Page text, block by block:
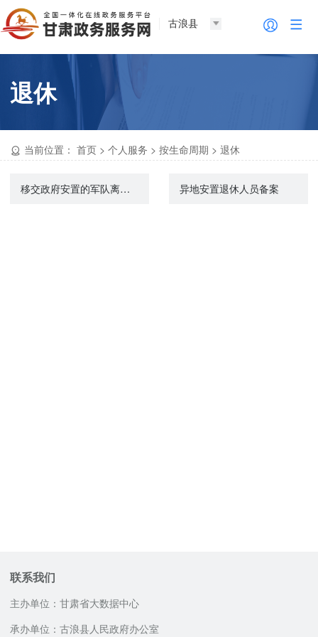
古浪县
退休
当前位置： 首页 >个人服务 >按生命周期 >退休
移交政府安置的军队离退休人员牺牲、病故后6个月工资的给付 异地安置退休人员备案
联系我们
主办单位：甘肃省大数据中心
承办单位：古浪县人民政府办公室